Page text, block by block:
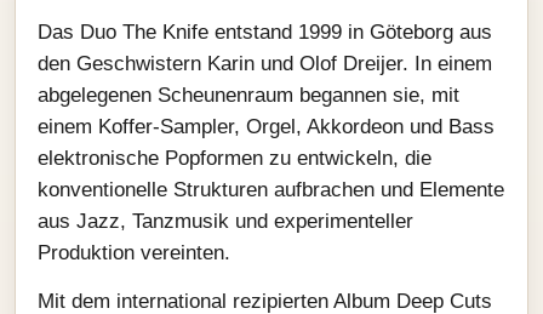
Das Duo The Knife entstand 1999 in Göteborg aus
den Geschwistern Karin und Olof Dreijer. In einem
abgelegenen Scheunenraum begannen sie, mit
einem Koffer-Sampler, Orgel, Akkordeon und Bass
elektronische Popformen zu entwickeln, die
konventionelle Strukturen aufbrachen und Elemente
aus Jazz, Tanzmusik und experimenteller
Produktion vereinten.
Mit dem international rezipierten Album Deep Cuts